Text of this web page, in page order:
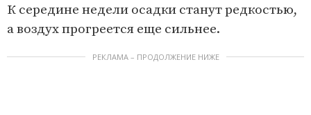
К середине недели осадки станут редкостью,
а воздух прогреется еще сильнее.
РЕКЛАМА – ПРОДОЛЖЕНИЕ НИЖЕ